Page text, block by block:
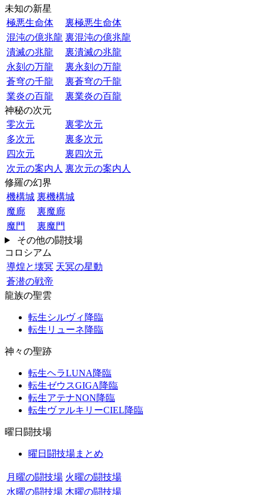
未知の新星
極悪生命体
裏極悪生命体
混沌の億兆龍 裏混沌の億兆龍
潰滅の兆龍
裏潰滅の兆龍
永刻の万龍
裏永刻の万龍
蒼穹の千龍
裏蒼穹の千龍
業炎の百龍
裏業炎の百龍
神秘の次元
零次元
裏零次元
多次元
裏多次元
四次元
裏四次元
次元の案内人 裏次元の案内人
修羅の幻界
機構城 裏機構城
魔廊
裏魔廊
魔門
裏魔門
その他の闘技場
コロシアム
導煌と壊冥 天冥の星動
蒼潜の戦帝
龍族の聖雲
転生シルヴィ降臨
転生リューネ降臨
神々の聖跡
転生ヘラLUNA降臨
転生ゼウスGIGA降臨
転生アテナNON降臨
転生ヴァルキリーCIEL降臨
曜日闘技場
曜日闘技場まとめ
月曜の闘技場 火曜の闘技場
水曜の闘技場 木曜の闘技場